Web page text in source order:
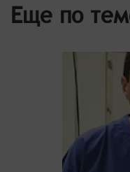
Еще по